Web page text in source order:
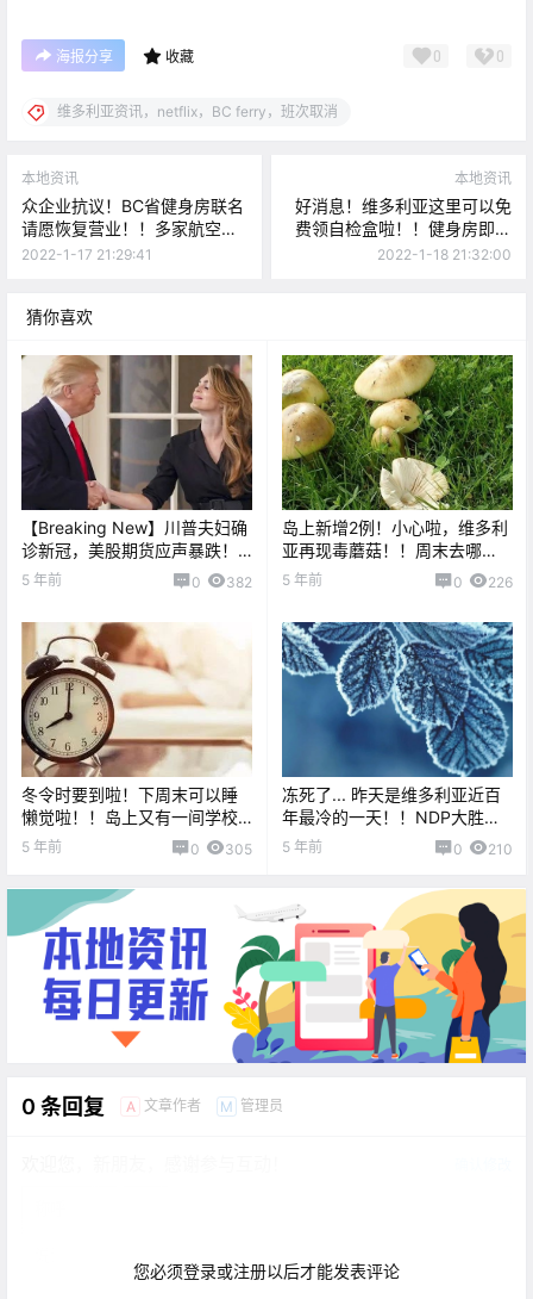
海报分享 收藏 0 0
维多利亚资讯，netflix，BC ferry，班次取消
本地资讯
众企业抗议！BC省健身房联名
请愿恢复营业！！多家航空公
司呼吁停止入境新冠检测！！
2022-1-17 21:29:41
本地资讯
好消息！维多利亚这里可以免
费领自检盒啦！！健身房即将
恢复营业。。
2022-1-18 21:32:00
猜你喜欢
【Breaking New】川普夫妇确
诊新冠，美股期货应声暴跌！
刚刚，拜登的结果也出来了!
5 年前 0 382
岛上新增2例！小心啦，维多利
亚再现毒蘑菇！！周末去哪
玩？内附感恩节玩耍攻略...
5 年前 0 226
冬令时要到啦！下周末可以睡
懒觉啦！！岛上又有一间学校
爆发新冠疫情。。。
5 年前 0 305
冻死了... 昨天是维多利亚近百
年最冷的一天！！NDP大胜，
BC居民每家发$1000好期待！
5 年前 0 210
0 条回复 A 文章作者 M 管理员
您必须登录或注册以后才能发表评论